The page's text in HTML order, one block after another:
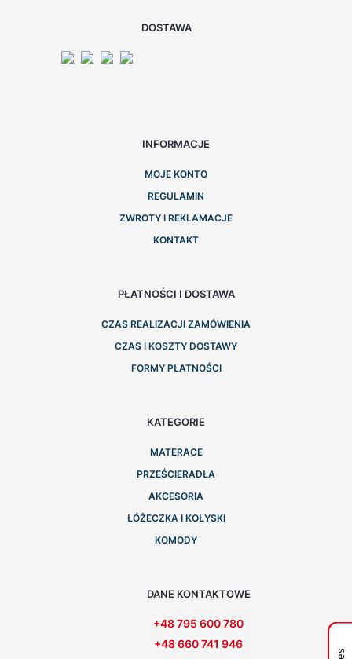
DOSTAWA
INFORMACJE
MOJE KONTO
REGULAMIN
ZWROTY I REKLAMACJE
KONTAKT
PŁATNOŚCI I DOSTAWA
CZAS REALIZACJI ZAMÓWIENIA
CZAS I KOSZTY DOSTAWY
FORMY PŁATNOŚCI
KATEGORIE
MATERACE
PRZEŚCIERADŁA
AKCESORIA
ŁÓŻECZKA I KOŁYSKI
KOMODY
DANE KONTAKTOWE
+48 795 600 780
+48 660 741 946